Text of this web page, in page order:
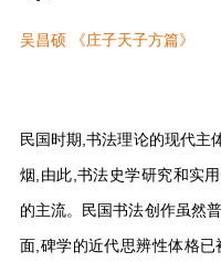
吴昌硕 《庄子天子方篇》
民国时期,书法理论的现代主
烟,由此,书法史学研究和实
的主流。民国书法创作虽然
面,碑学的近代思辨性体格